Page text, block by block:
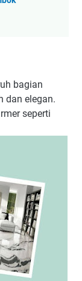
bagian
dan elegan.
seperti